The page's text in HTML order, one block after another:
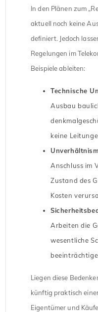
In den Plänen zum
aktuell noch keine
definiert. Jedoch
Regelungen im
Beispiele ableiten:
Technische
Ausbau
keine
Anschluss im
Zustand des
Kosten
Arbeiten die
wesentliche
Liegen diese
künftig praktisch
Eigentümer und